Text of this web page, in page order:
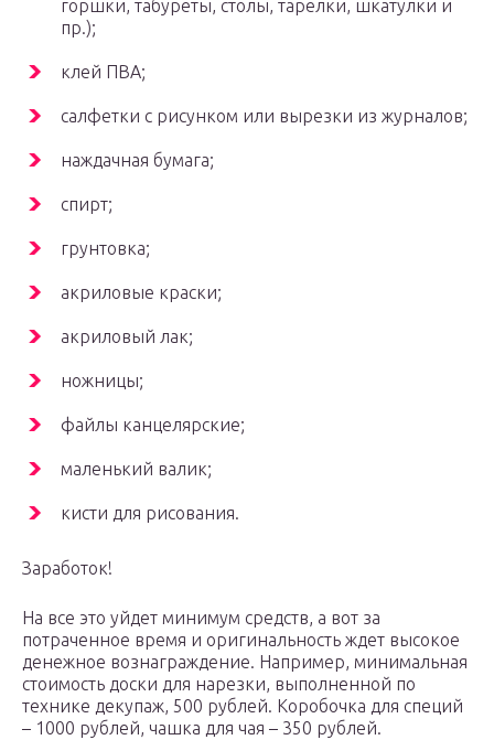
горшки, табуреты, столы, тарелки, шкатулки и
пр.);
клей ПВА;
салфетки с рисунком или вырезки из журналов;
наждачная бумага;
спирт;
грунтовка;
акриловые краски;
акриловый лак;
ножницы;
файлы канцелярские;
маленький валик;
кисти для рисования.
Заработок!
На все это уйдет минимум средств, а вот за
потраченное время и оригинальность ждет высокое
денежное вознаграждение. Например, минимальная
стоимость доски для нарезки, выполненной по
технике декупаж, 500 рублей. Коробочка для специй
– 1000 рублей, чашка для чая – 350 рублей.